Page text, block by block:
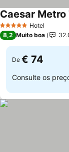
5 Estrelas Hotel
Caesar Metro
8,2 Muito boa
De € 74
Consulte os